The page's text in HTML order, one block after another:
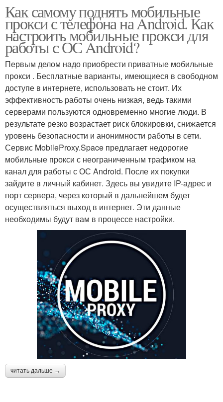
Как самому поднять мобильные
прокси с телефона на Android. Как
настроить мобильные прокси для
работы с ОС Android?
Первым делом надо приобрести приватные мобильные
прокси . Бесплатные варианты, имеющиеся в свободном
доступе в интернете, использовать не стоит. Их
эффективность работы очень низкая, ведь такими
серверами пользуются одновременно многие люди. В
результате резко возрастает риск блокировки, снижается
уровень безопасности и анонимности работы в сети.
Сервис MobileProxy.Space предлагает недорогие
мобильные прокси с неограниченным трафиком на
канал для работы с ОС Android. После их покупки
зайдите в личный кабинет. Здесь вы увидите IP-адрес и
порт сервера, через который в дальнейшем будет
осуществляться выход в интернет. Эти данные
необходимы будут вам в процессе настройки.
читать дальше →